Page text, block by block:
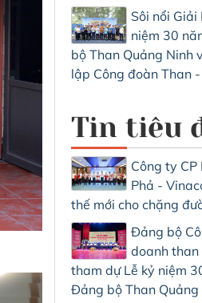
Sôi nổi
niệm 30
bộ Than Quảng Ninh
lập Công đoàn Than
Tin tiêu
Công ty
Phả -
thế mới cho chặng
Đảng bộ
doanh than
tham dự Lễ kỷ niệm
Đảng bộ Than Quảng